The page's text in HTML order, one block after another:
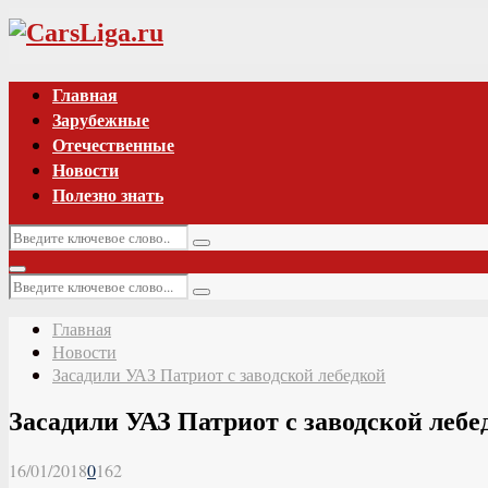
Vk
Главная
Зарубежные
Отечественные
Новости
Полезно знать
Искать:
Поиск
Основное
меню
Искать:
Поиск
Главная
Новости
Засадили УАЗ Патриот с заводской лебедкой
Засадили УАЗ Патриот с заводской
16/01/20180162